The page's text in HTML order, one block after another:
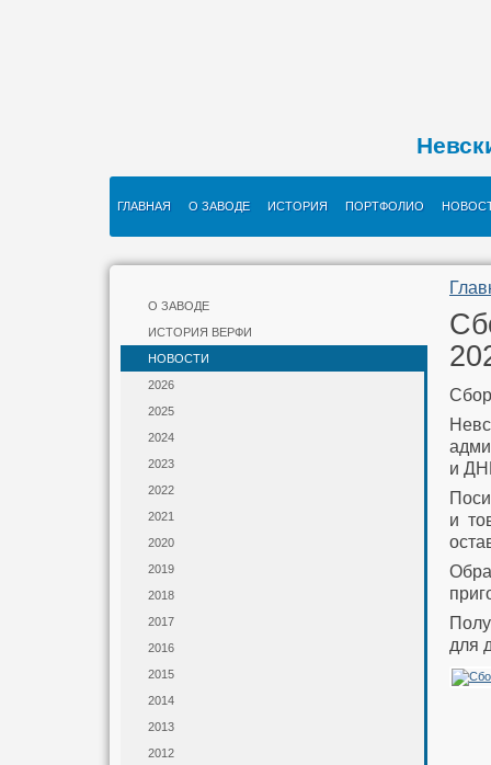
ГЛАВНАЯ О ЗАВОДЕ ИСТОРИЯ ПОРТФОЛИО
О ЗАВОДЕ
ИСТОРИЯ ВЕРФИ
НОВОСТИ
2026
2025
2024
2023
2022
2021
2020
2019
2018
2017
2016
2015
2014
2013
2012
и
и
для